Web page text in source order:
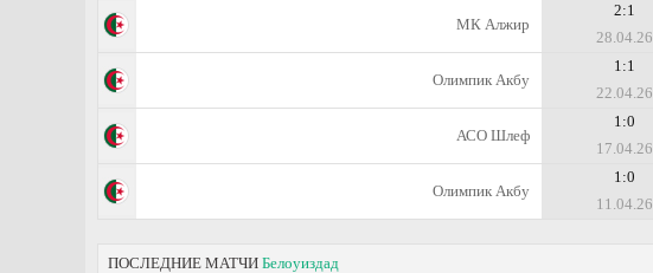
МК Алжир
2:1
28.04.26
Олимпик Акбу
1:1
22.04.26
АСО Шлеф
1:0
17.04.26
Олимпик Акбу
1:0
11.04.26
ПОСЛЕДНИЕ МАТЧИ Белоуиздад